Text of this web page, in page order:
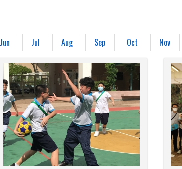
Jun Jul Aug Sep Oct Nov